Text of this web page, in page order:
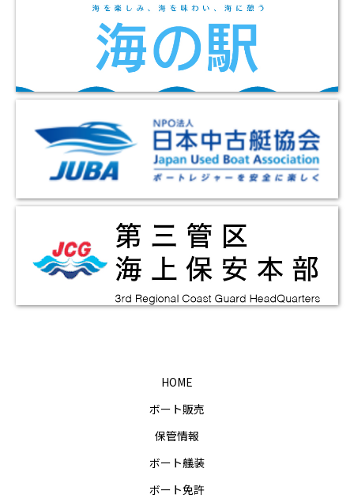
HOME
ボート販売
保管情報
ボート艤装
ボート免許